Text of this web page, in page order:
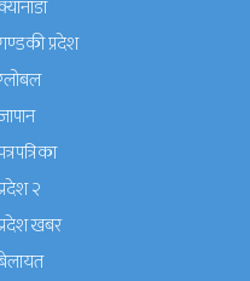
प्रदेश
२
खबर